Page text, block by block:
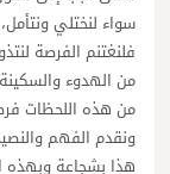
سواء لنختلي
فلنغتنم الفرصة
من الهدوء
من هذه اللحظات
ونقدم الفهم
هذا بشجاعة وبهذه